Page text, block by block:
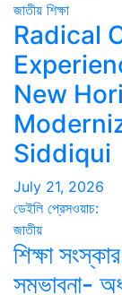
জাতীয় শিক্ষা
Radical
New
Siddiqui
July 21, 2026
ডেইলি প্রেসওয়াচ:
জাতীয়
শিক্ষা
সম্ভাবনা-